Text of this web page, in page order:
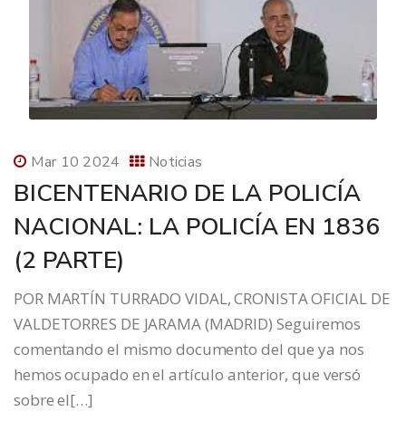
Mar 10 2024 Noticias
BICENTENARIO DE LA POLICÍA
NACIONAL: LA POLICÍA EN 1836
(2 PARTE)
POR MARTÍN TURRADO VIDAL, CRONISTA OFICIAL DE
VALDETORRES DE JARAMA (MADRID) Seguiremos
comentando el mismo documento del que ya nos
hemos ocupado en el artículo anterior, que versó
sobre el[…]